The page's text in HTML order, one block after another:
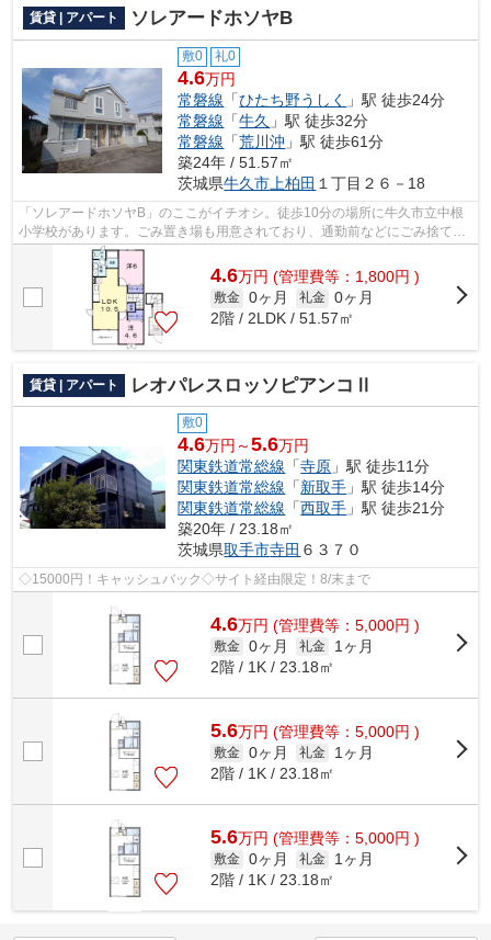
賃貸 | アパート ソレアードホソヤB
敷0 礼0
4.6万円
常磐線 「ひたち野うしく
」駅 徒歩24分
常磐線 「牛久 」駅 徒歩32分
常磐線 「荒川沖 」駅 徒歩61分
築24年 / 51.57㎡
茨城県牛久市 上柏田 １丁目２６－18
「ソレアードホソヤB」のここがイチオシ。徒歩10分の場所に牛久市立中根
小学校があります。ごみ置き場も用意されており、通勤前などにごみ捨て可
能です。風通しの良いアパートは利便性...
4.6万円 (管理費等：1,800円 )
敷金 0ヶ月 礼金 0ヶ月
2階 / 2LDK / 51.57㎡
賃貸 | アパート レオパレスロッソピアンコⅡ
敷0
4.6万円～5.6万円
関東鉄道常総線 「寺原 」駅 徒歩11分
関東鉄道常総線 「新取手 」駅 徒歩14分
関東鉄道常総線 「西取手 」駅 徒歩21分
築20年 / 23.18㎡
茨城県取手市寺田 ６３７０
◇15000円！キャッシュバック◇サイト経由限定！8/末まで
4.6万円 (管理費等：5,000円 )
敷金 0ヶ月 礼金
1ヶ月
2階 / 1K / 23.18㎡
5.6万円 (管理費等：5,000円 )
敷金 0ヶ月 礼金
1ヶ月
2階 / 1K / 23.18㎡
5.6万円 (管理費等：5,000円 )
敷金 0ヶ月 礼金
1ヶ月
2階 / 1K / 23.18㎡